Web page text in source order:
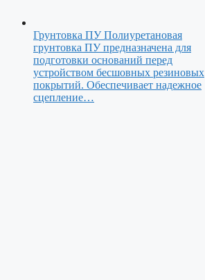
Грунтовка ПУ Полиуретановая
грунтовка ПУ предназначена для
подготовки оснований перед
устройством бесшовных резиновых
покрытий. Обеспечивает надежное
сцепление…